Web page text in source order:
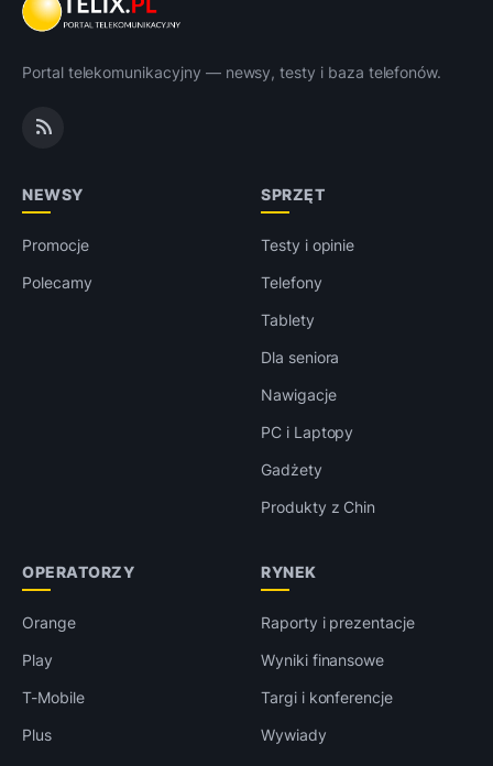
Portal telekomunikacyjny — newsy, testy i baza telefonów.
NEWSY
Promocje
Polecamy
SPRZĘT
Testy i opinie
Telefony
Tablety
Dla seniora
Nawigacje
PC i Laptopy
Gadżety
Produkty z Chin
OPERATORZY
Orange
Play
T-Mobile
Plus
RYNEK
Raporty i prezentacje
Wyniki finansowe
Targi i konferencje
Wywiady